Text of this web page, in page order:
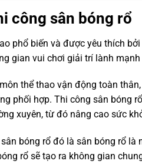
công sân bóng rổ
biến và được yêu thích bởi
gian vui chơi giải trí lành
thể thao vận động toàn thân,
phối hợp. Thi công sân bóng rổ
xuyên, từ đó nâng cao sức
bóng rổ đó là sân bóng rổ là
rổ sẽ tạo ra không gian